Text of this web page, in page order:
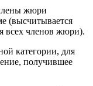
жюри
(высчитывается
всех членов жюри).
категории, для
получившее